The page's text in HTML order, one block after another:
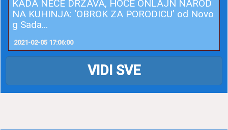
KADA NEĆE DRŽAVA, HOĆE ONLAJN NAROD
NA KUHINJA: ‘OBROK ZA PORODICU’ od Novo
g Sada...
2021-02-05 17:06:00
VIDI SVE